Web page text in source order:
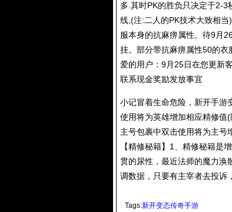
多.其时PK的胜负只决定于2-
线,(注:二人的PK技术大致相
服本身的抗麻痹属性。待9月
挂。部分带抗麻痹属性50的
爱的用户：9月25日在您更新
联系现金奖励发放事宜
小记冒着生命危险， 新开手游
使用将为英雄增加相应精修值
主号包裹中双击使用将为主号
【精修秘籍】1、精修秘籍是
贯的尿性，最近法师的魔力涣
调数据，只要有主宰者去投诉
Tags:新开变态传奇手游